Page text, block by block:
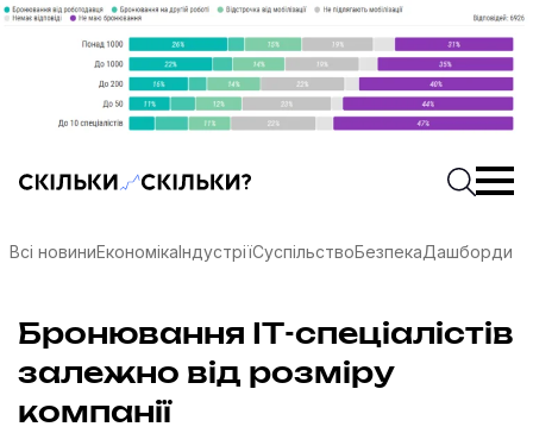
Скільки-скільки? — Медіа про суспільні даніПочати
Всі новиниЕкономікаІндустріїСуспільствоБезпекаДашборди
Бронювання ІТ-спеціалістів
залежно від розміру
компанії